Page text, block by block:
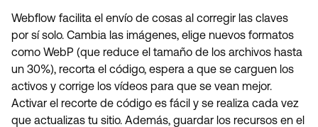
Webflow facilita el envío de cosas al corregir las claves
por sí solo. Cambia las imágenes, elige nuevos formatos
como WebP (que reduce el tamaño de los archivos hasta
un 30%), recorta el código, espera a que se carguen los
activos y corrige los vídeos para que se vean mejor.
Activar el recorte de código es fácil y se realiza cada vez
que actualizas tu sitio. Además, guardar los recursos en el